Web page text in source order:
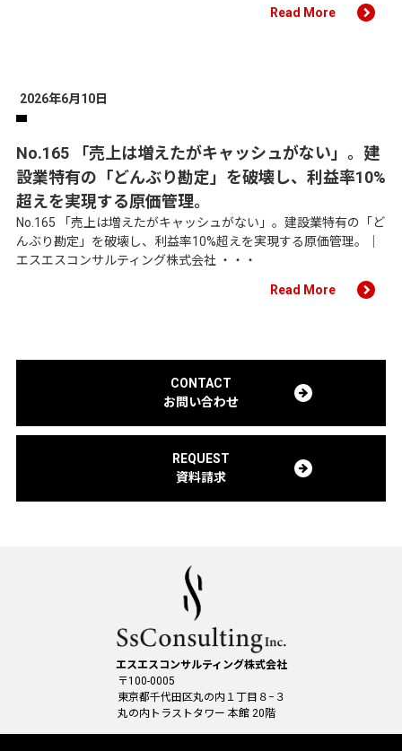
Read More
2026年6月10日
No.165 「売上は増えたがキャッシュがない」。建
設業特有の「どんぶり勘定」を破壊し、利益率10%
超えを実現する原価管理。
No.165 「売上は増えたがキャッシュがない」。建設業特有の「ど
んぶり勘定」を破壊し、利益率10%超えを実現する原価管理。｜
エスエスコンサルティング株式会社 ・・・
Read More
CONTACT
お問い合わせ
REQUEST
資料請求
エスエスコンサルティング株式会社
〒100-0005
東京都千代田区丸の内１丁目８−３
丸の内トラストタワー 本館 20階